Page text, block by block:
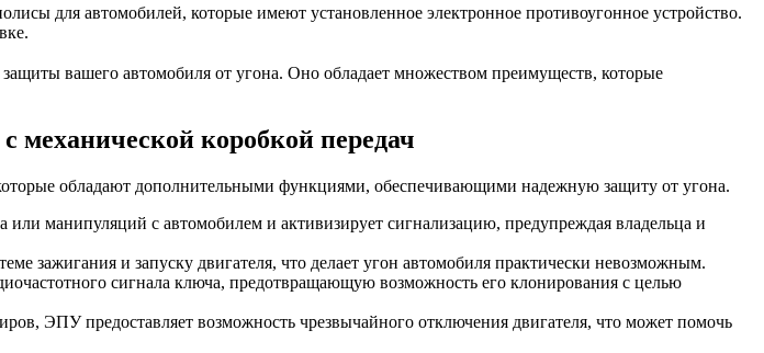
для автомобилей, которые имеют установленное электронное противоугонное устройство.
вашего автомобиля от угона. Оно обладает множеством преимуществ, которые
механической коробкой передач
обладают дополнительными функциями, обеспечивающими надежную защиту от угона.
манипуляций с автомобилем и активизирует сигнализацию, предупреждая владельца и
зажигания и запуску двигателя, что делает угон автомобиля практически невозможным.
сигнала ключа, предотвращающую возможность его клонирования с целью
ЭПУ предоставляет возможность чрезвычайного отключения двигателя, что может помочь